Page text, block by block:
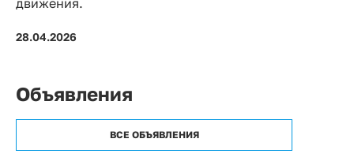
движения.
28.04.2026
Объявления
ВСЕ ОБЪЯВЛЕНИЯ